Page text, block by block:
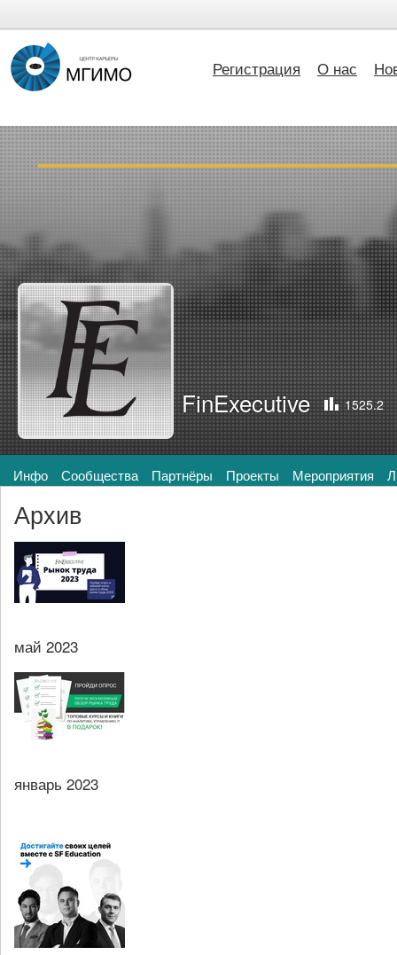
Регистрация О нас
FinExecutive 1525.2
Инфо Сообщества Партнёры Проекты Мероприятия
Архив
май 2023
январь 2023